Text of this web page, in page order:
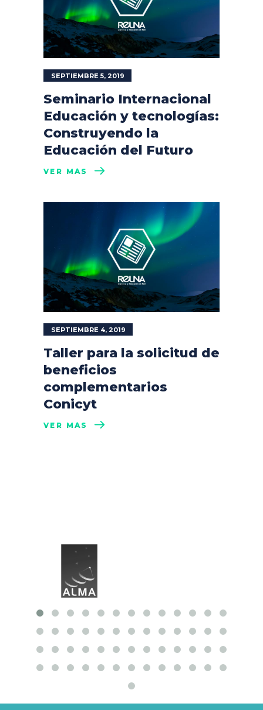
SEPTIEMBRE 5, 2019
Seminario Internacional
Educación y tecnologías:
Construyendo la
Educación del Futuro
VER MÁS
SEPTIEMBRE 4, 2019
Taller para la solicitud de
beneficios
complementarios
Conicyt
VER MÁS